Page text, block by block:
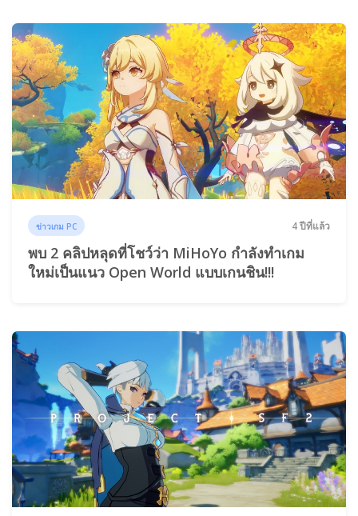
ข่าวเกม PC 4 ปีที่แล้ว
พบ 2 คลิปหลุดที่โชว์ว่า MiHoYo กำลังทำเกม
ใหม่เป็นแนว Open World แบบเกนชิน!!!